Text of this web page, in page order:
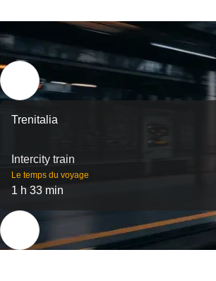
Trenitalia
Intercity train
Le temps du voyage
1 h 33 min